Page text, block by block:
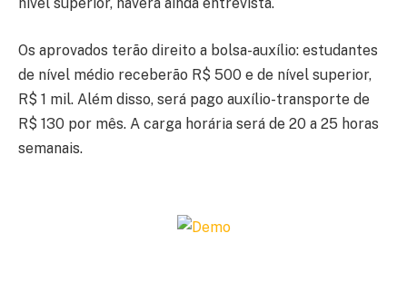
Os aprovados terão direito a bolsa-auxílio: estudantes
de nível médio receberão R$ 500 e de nível superior,
R$ 1 mil. Além disso, será pago auxílio-transporte de
R$ 130 por mês. A carga horária será de 20 a 25 horas
semanais.